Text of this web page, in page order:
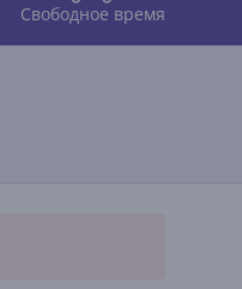
Свободное время